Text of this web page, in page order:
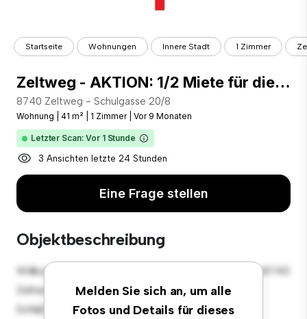
Startseite Wohnungen Innere Stadt 1 Zimmer
Zeltweg - AKTION: 1/2 Miete für die ersten 6 Monate
8740 Zeltweg - Schulgasse 20/8
Wohnung 41 m² 1 Zimmer Vor 9 Monaten
Letzter Scan: Vor 1 Stunde
3 Ansichten letzte 24 Stunden
Eine Frage stellen
Objektbeschreibung
Melden Sie sich an, um alle
Fotos und Details für dieses
Willkommen in Ihrem neuen urbanen Rückzugsort in 8740
Zeltweg - Schulgasse 20/8! Diese moderne 1
Schlafzimmer-Wohnung bietet einen stilvollen und